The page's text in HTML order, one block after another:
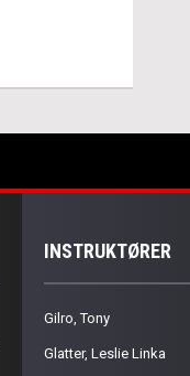
INSTRUKTØRER
Gilro, Tony
Glatter, Leslie Linka